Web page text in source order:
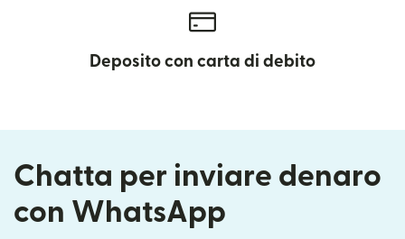
Deposito con carta di debito
Chatta per inviare denaro
con WhatsApp